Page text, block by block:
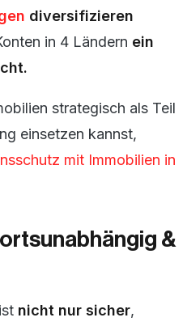
diversifizieren
in 4 Ländern ein
strategisch als Teil
einsetzen kannst,
mit Immobilien in
&
nicht nur sicher,